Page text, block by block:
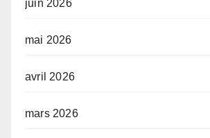
juin 2026
mai 2026
avril 2026
mars 2026